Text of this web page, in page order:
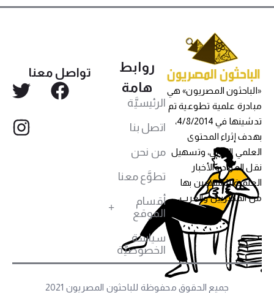
«الباحثون المصريون» هي
مبادرة علمية تطوعية تم
تدشينها في 4/8/2014،
بهدف إثراء المحتوى
العلمي العربي، وتسهيل
نقل المواد والأخبار
العلمية للمهتمين بها
من المصريين والعرب،
روابط
هامة
الرئيسيَّة
اتصل بنا
من نحن
تطوَّع معنا
أقسام
الموقع
سياسة
الخصوصيَّة
تواصل معنا
جميع الحقوق محفوظة للباحثون المصريون 2021